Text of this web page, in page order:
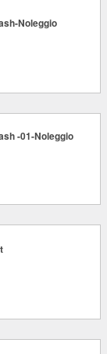
Noleggio
-01-Noleggio